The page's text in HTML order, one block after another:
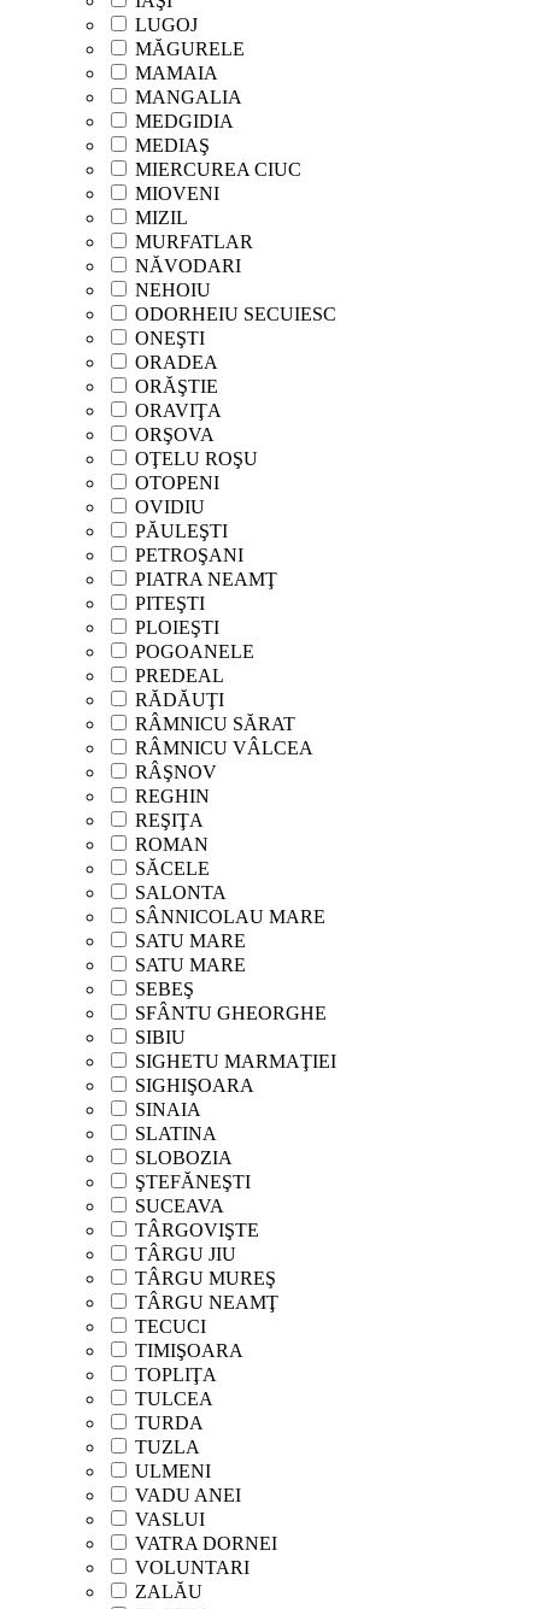
LUGOJ
MĂGURELE
MAMAIA
MANGALIA
MEDGIDIA
MEDIAŞ
MIERCUREA CIUC
MIOVENI
MIZIL
MURFATLAR
NĂVODARI
NEHOIU
ODORHEIU SECUIESC
ONEŞTI
ORADEA
ORĂŞTIE
ORAVIŢA
ORŞOVA
OŢELU ROŞU
OTOPENI
OVIDIU
PĂULEŞTI
PETROŞANI
PIATRA NEAMŢ
PITEŞTI
PLOIEŞTI
POGOANELE
PREDEAL
RĂDĂUŢI
RÂMNICU SĂRAT
RÂMNICU VÂLCEA
RÂŞNOV
REGHIN
REŞIŢA
ROMAN
SĂCELE
SALONTA
SÂNNICOLAU MARE
SATU MARE
SATU MARE
SEBEŞ
SFÂNTU GHEORGHE
SIBIU
SIGHETU MARMAŢIEI
SIGHIŞOARA
SINAIA
SLATINA
SLOBOZIA
ŞTEFĂNEŞTI
SUCEAVA
TÂRGOVIŞTE
TÂRGU JIU
TÂRGU MUREŞ
TÂRGU NEAMŢ
TECUCI
TIMIŞOARA
TOPLIŢA
TULCEA
TURDA
TUZLA
ULMENI
VADU ANEI
VASLUI
VATRA DORNEI
VOLUNTARI
ZALĂU